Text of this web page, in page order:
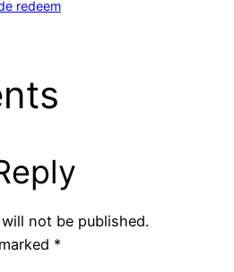
redeem
not be published.
*